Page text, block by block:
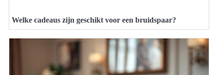
Welke cadeaus zijn geschikt voor een bruidspaar?